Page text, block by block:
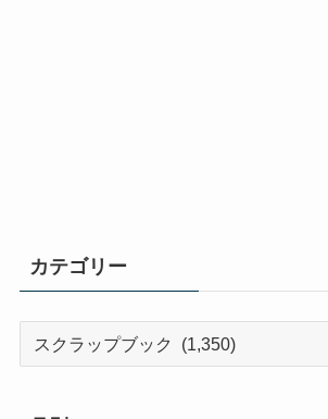
カテゴリー
リ